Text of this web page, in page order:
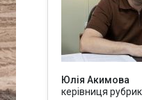
Юлія Акимова
керівниця